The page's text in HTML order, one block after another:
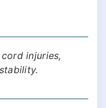
injuries,